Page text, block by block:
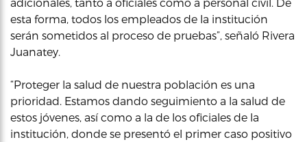
esta forma, todos los empleados de la institución
serán sometidos al proceso de pruebas”, señaló Rivera
Juanatey.
“Proteger la salud de nuestra población es una
prioridad. Estamos dando seguimiento a la salud de
estos jóvenes, así como a la de los oficiales de la
institución, donde se presentó el primer caso positivo